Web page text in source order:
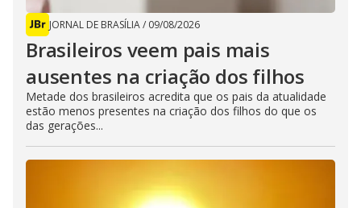
JORNAL DE BRASÍLIA/ 09/08/2026
Brasileiros veem pais mais
ausentes na criação dos filhos
Metade dos brasileiros acredita que os pais da atualidade
estão menos presentes na criação dos filhos do que os
das gerações...